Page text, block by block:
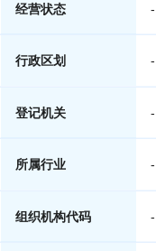
经营状态 -
行政区划 -
登记机关 -
所属行业 -
组织机构代码 -